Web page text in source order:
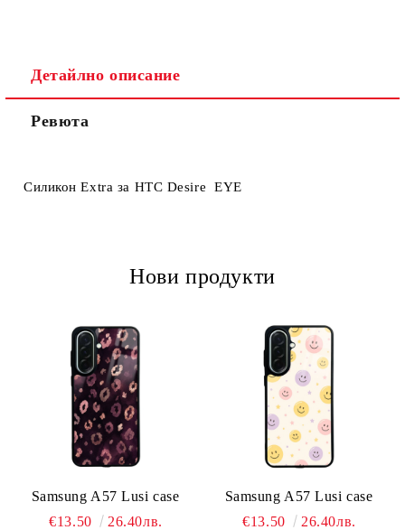
Детайлно описание
Ревюта
Силикон Extra за HTC Desire EYE
Нови продукти
Samsung A57 Lusi case
€13.50
26.40лв.
Samsung A57 Lusi case
€13.50
26.40лв.